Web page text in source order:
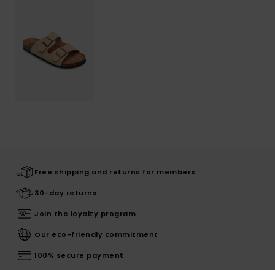
Free shipping and returns for members
30-day returns
Join the loyalty program
Our eco-friendly commitment
100% secure payment